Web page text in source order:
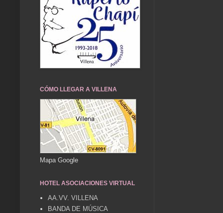
CÓMO LLEGAR A VILLENA
Mapa Google
HOTEL ASOCIACIONES VIRTUAL
AA.VV. VILLENA
BANDA DE MÚSICA